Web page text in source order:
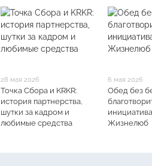
28 мая 2026
Точка Сбора и KRKR:
история партнерства,
шутки за кадром и
любимые средства
6 мая 2026
Обед без
Жизнелюб